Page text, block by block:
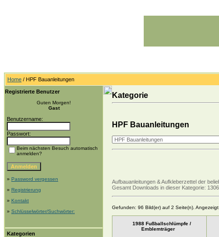
Home / HPF Bauanleitungen
Registrierte Benutzer
Guten Morgen!
Gast
Benutzername:
Passwort:
Beim nächsten Besuch automatisch
anmelden?
» Password vergessen
» Registrierung
» Kontakt
» Schlüsselwörter/Suchwörter:
Kategorien
Kategorie
HPF Bauanleitungen
Aufbauanleitungen & Aufkleberzettel der
Gesamt Downloads in dieser Kategorie: 1306
Gefunden: 96 Bild(er) auf 2 Seite(n).
1988 Fußballschlümpfe /
Emblemträger